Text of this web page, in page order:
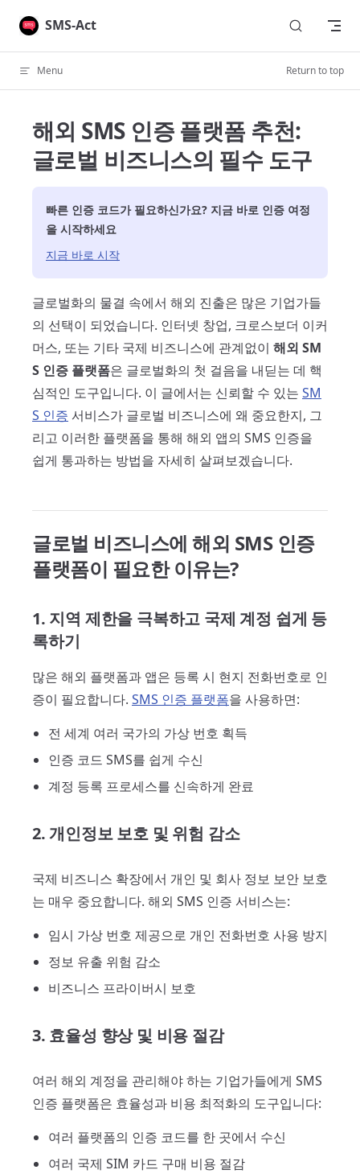
Skip to content
SMS-Act
Menu Return to top
해외 SMS 인증 플랫폼 추천:
글로벌 비즈니스의 필수 도구
빠른 인증 코드가 필요하신가요? 지금 바로 인증 여정
을 시작하세요
지금 바로 시작
글로벌화의 물결 속에서 해외 진출은 많은 기업가들
의 선택이 되었습니다. 인터넷 창업, 크로스보더 이커
머스, 또는 기타 국제 비즈니스에 관계없이 해외 SM
S 인증 플랫폼은 글로벌화의 첫 걸음을 내딛는 데 핵
심적인 도구입니다. 이 글에서는 신뢰할 수 있는 SM
S 인증 서비스가 글로벌 비즈니스에 왜 중요한지, 그
리고 이러한 플랫폼을 통해 해외 앱의 SMS 인증을
쉽게 통과하는 방법을 자세히 살펴보겠습니다.
글로벌 비즈니스에 해외 SMS 인증
플랫폼이 필요한 이유는?
1. 지역 제한을 극복하고 국제 계정 쉽게 등
록하기
많은 해외 플랫폼과 앱은 등록 시 현지 전화번호로 인
증이 필요합니다. SMS 인증 플랫폼을 사용하면:
전 세계 여러 국가의 가상 번호 획득
인증 코드 SMS를 쉽게 수신
계정 등록 프로세스를 신속하게 완료
2. 개인정보 보호 및 위험 감소
국제 비즈니스 확장에서 개인 및 회사 정보 보안 보호
는 매우 중요합니다. 해외 SMS 인증 서비스는:
임시 가상 번호 제공으로 개인 전화번호 사용 방지
정보 유출 위험 감소
비즈니스 프라이버시 보호
3. 효율성 향상 및 비용 절감
여러 해외 계정을 관리해야 하는 기업가들에게 SMS
인증 플랫폼은 효율성과 비용 최적화의 도구입니다:
여러 플랫폼의 인증 코드를 한 곳에서 수신
여러 국제 SIM 카드 구매 비용 절감